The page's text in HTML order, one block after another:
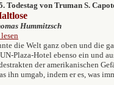
Todestag von Truman S.
Hummitzsch
die Welt ganz oben und die
Plaza-Hotel ebenso ein und
der amerikanischen
ihn umgab, indem er es, was